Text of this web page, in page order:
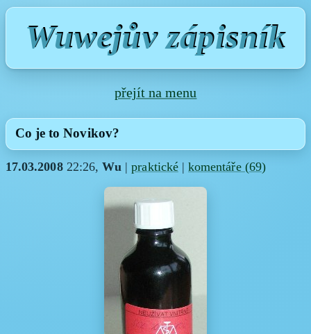
Wuwejův zápisník
přejít na menu
Co je to Novikov?
17.03.200822:26,Wu |praktické| komentáře (69)